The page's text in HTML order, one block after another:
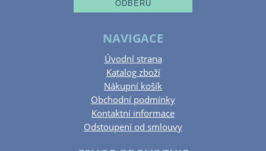
NAVIGACE
Úvodní strana
Katalog zboží
Nákupní košík
Obchodní podmínky
Kontaktní informace
Odstoupení od smlouvy